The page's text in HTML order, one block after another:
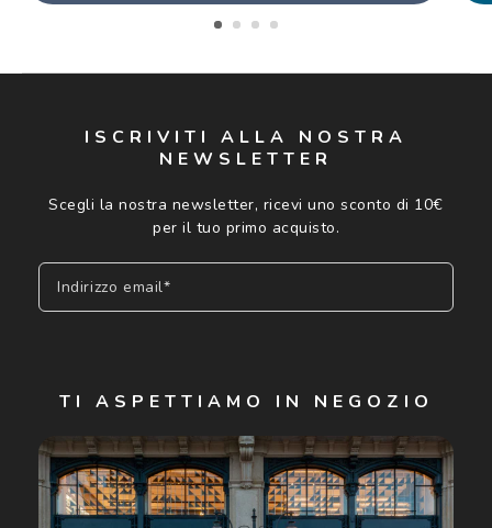
ISCRIVITI ALLA NOSTRA
NEWSLETTER
Scegli la nostra newsletter, ricevi uno sconto di 10€
per il tuo primo acquisto.
Indirizzo email*
Cliccando su "Iscriviti", confermo di avere più di 16 anni e
acconsento all'utilizzo dei miei Dati Personali da parte di
Luxottica Group S.p.A. per l'invio di offerte speciali, novità
ed altre comunicazioni di carattere pubblicitario (consultare
Informativa sulla privacyper ulteriori informazioni).
TI ASPETTIAMO IN NEGOZIO